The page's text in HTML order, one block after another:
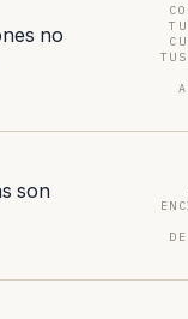
no
son